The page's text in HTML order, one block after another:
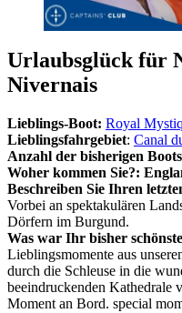
Urlaubsglück für
Nivernais
Lieblings-Boot: Royal
Lieblingsfahrgebiet: Canal
Anzahl der bisherigen
Woher kommen Sie?:
Beschreiben Sie Ihren
Vorbei an spektakulären
Dörfern im Burgund.
Was war Ihr bisher
Lieblingsmomente aus
durch die Schleuse in die
beeindruckenden Kathedrale
Moment an Bord. special